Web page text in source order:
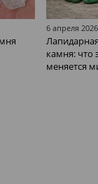
6 апреля 2026
камня: что
меняется